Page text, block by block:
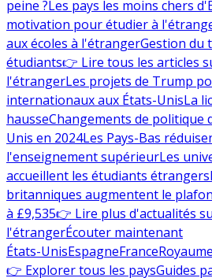
peine ?Les pays les moins chers
motivation pour étudier à
aux écoles à l'étrangerGestion du
étudiants👉 Lire tous les articles
l'étrangerLes projets de Trump
internationaux aux États-UnisLa
hausseChangements de politique
Unis en 2024Les Pays-Bas
l'enseignement supérieurLes
accueillent les étudiants étrangers
britanniques augmentent le
à £9,535👉 Lire plus d'actualités
l'étrangerÉcouter maintenant
États-UnisEspagneFrance
👉 Explorer tous les paysGuides